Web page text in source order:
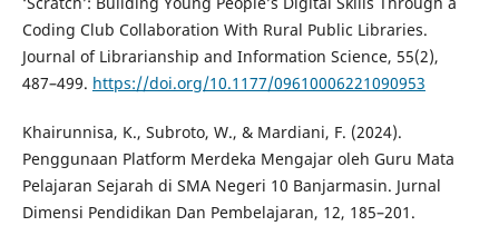
Coding Club Collaboration With Rural Public Libraries.
Journal of Librarianship and Information Science, 55(2),
487–499. https://doi.org/10.1177/09610006221090953
Khairunnisa, K., Subroto, W., & Mardiani, F. (2024).
Penggunaan Platform Merdeka Mengajar oleh Guru Mata
Pelajaran Sejarah di SMA Negeri 10 Banjarmasin. Jurnal
Dimensi Pendidikan Dan Pembelajaran, 12, 185–201.